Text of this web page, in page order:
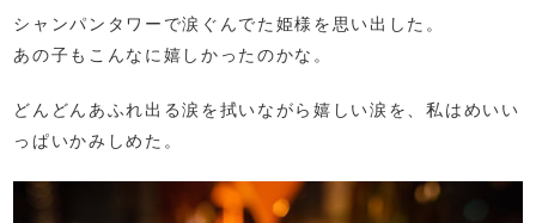
シャンパンタワーで涙ぐんでた姫様を思い出した。
あの子もこんなに嬉しかったのかな。
どんどんあふれ出る涙を拭いながら嬉しい涙を、私はめいい
っぱいかみしめた。